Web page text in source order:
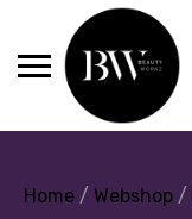
Home/ Webshop/